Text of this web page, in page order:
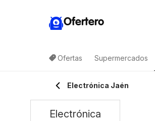
Ofertero
Ofertas Supermercados
Electrónica Jaén
Electrónica